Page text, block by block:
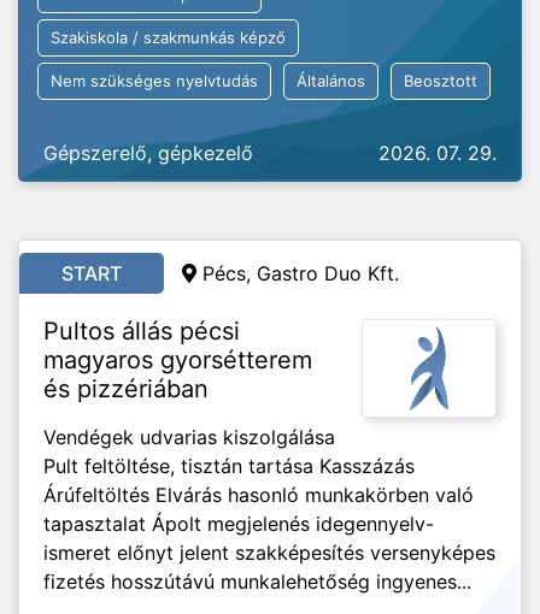
Szakiskola / szakmunkás képző
Nem szükséges nyelvtudás Általános Beosztott
Gépszerelő, gépkezelő 2026. 07. 29.
START Pécs, Gastro Duo Kft.
Pultos állás pécsi
magyaros gyorsétterem
és pizzériában
Vendégek udvarias kiszolgálása
Pult feltöltése, tisztán tartása Kasszázás
Árúfeltöltés Elvárás hasonló munkakörben való
tapasztalat Ápolt megjelenés idegennyelv-
ismeret előnyt jelent szakképesítés versenyképes
fizetés hosszútávú munkalehetőség ingyenes...